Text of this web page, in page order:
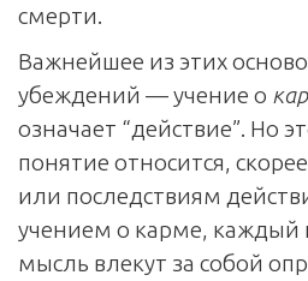
смерти.
Важнейшее из этих
убеждений — учение о
означает “действие”. Но
понятие относится,
или последствиям
учением о карме, каждый
мысль влекут за собой